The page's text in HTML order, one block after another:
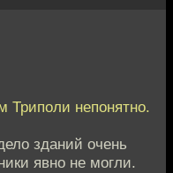
Триполи непонятно.
зданий очень
явно не могли.